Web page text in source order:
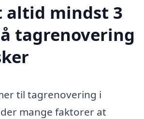
altid mindst 3
tagrenovering
til tagrenovering i
mange faktorer at